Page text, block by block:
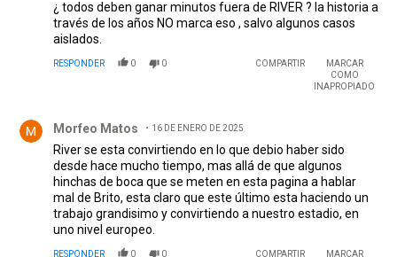
¿ todos deben ganar minutos fuera de RIVER ? la historia a
través de los años NO marca eso , salvo algunos casos
aislados.
RESPONDER 0 0 COMPARTIR
MARCAR
COMO
INAPROPIADO
Morfeo Matos 16 DE ENERO DE 2025
River se esta convirtiendo en lo que debio haber sido
desde hace mucho tiempo, mas allá de que algunos
hinchas de boca que se meten en esta pagina a hablar
mal de Brito, esta claro que este último esta haciendo un
trabajo grandisimo y convirtiendo a nuestro estadio, en
uno nivel europeo.
RESPONDER 0 0 COMPARTIR MARCAR